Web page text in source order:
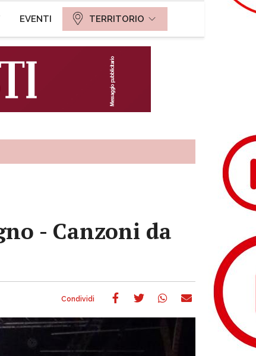
EVENTI TERRITORIO
- Canzoni da